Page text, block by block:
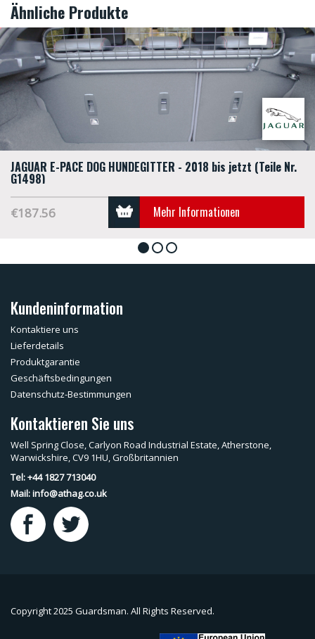
Ähnliche Produkte
JAGUAR E-PACE DOG HUNDEGITTER - 2018 bis jetzt (Teile Nr.
G1498)
€187.56 Mehr Informationen
1 2 3
Kundeninformation
Kontaktiere uns
Lieferdetails
Produktgarantie
Geschäftsbedingungen
Datenschutz-Bestimmungen
Kontaktieren Sie uns
Well Spring Close, Carlyon Road Industrial Estate, Atherstone,
Warwickshire, CV9 1HU, Großbritannien
Tel: +44 1827 713040
Mail:info@athag.co.uk
Copyright 2025 Guardsman. All Rights Reserved.